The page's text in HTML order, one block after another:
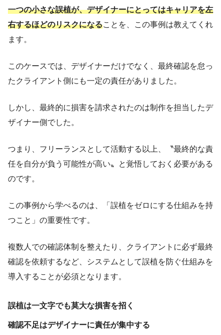
一つの小さな誤植が、デザイナーにとってはキャリアを左
右するほどのリスクになることを、この事例は教えてくれ
ます。
このケースでは、デザイナーだけでなく、最終確認を怠っ
たクライアント側にも一定の責任がありました。
しかし、最終的に損害を請求されたのは制作を担当したデ
ザイナー側でした。
つまり、フリーランスとして活動する以上、〝最終的な責
任を自分が負う可能性が高い〟と覚悟しておく必要がある
のです。
この事例から学べるのは、「誤植をゼロにする仕組みを持
つこと」の重要性です。
複数人での確認体制を整えたり、クライアントに必ず最終
確認を依頼するなど、システムとして誤植を防ぐ仕組みを
導入することが必須となります。
誤植は一文字でも莫大な損害を招く
確認不足はデザイナーに責任が集中する